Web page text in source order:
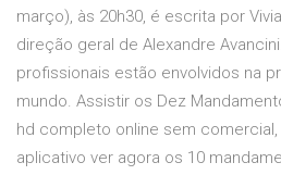
março), às 20h30, é escrita por
direção geral de Alexandre
profissionais estão envolvidos na
mundo. Assistir os Dez
hd completo online sem comercial,
aplicativo ver agora os 10